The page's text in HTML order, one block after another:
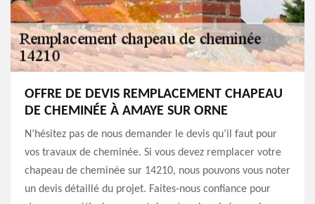
OFFRE DE DEVIS REMPLACEMENT CHAPEAU
DE CHEMINÉE À AMAYE SUR ORNE
N’hésitez pas de nous demander le devis qu’il faut pour
vos travaux de cheminée. Si vous devez remplacer votre
chapeau de cheminée sur 14210, nous pouvons vous noter
un devis détaillé du projet. Faites-nous confiance pour